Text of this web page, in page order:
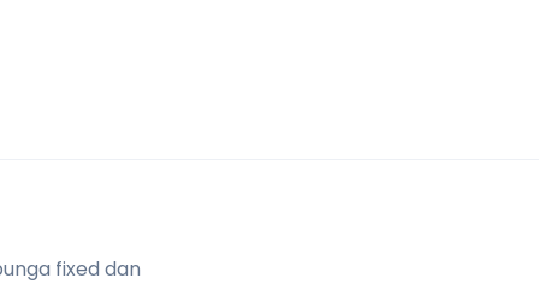
fixed dan